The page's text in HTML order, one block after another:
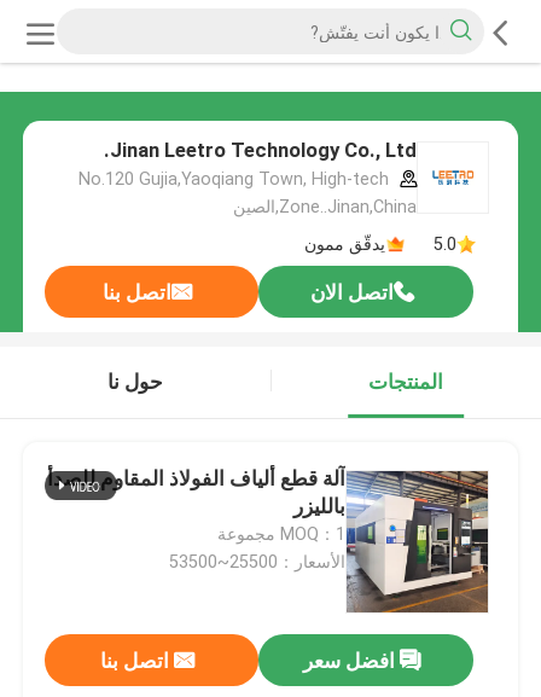
Jinan Leetro Technology Co., Ltd.
No.120 Gujia,Yaoqiang Town, High-tech
Zone..Jinan,China,الصين
5.0
يدقّق ممون
اتصل الان اتصل بنا
المنتجات حول نا
آلة قطع ألياف الفولاذ المقاوم للصدأ
بالليزر
MOQ：1 مجموعة
الأسعار：25500~53500
افضل سعر اتصل بنا